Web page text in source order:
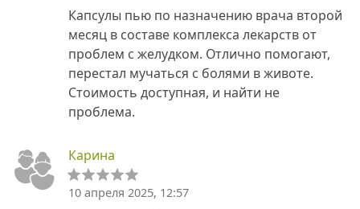
Капсулы пью по назначению врача второй
месяц в составе комплекса лекарств от
проблем с желудком. Отлично помогают,
перестал мучаться с болями в животе.
Стоимость доступная, и найти не
проблема.
Карина
10 апреля 2025, 12:57